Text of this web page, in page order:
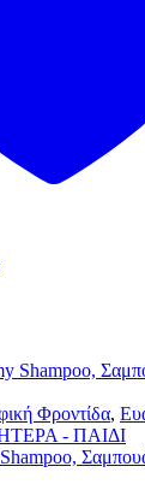
Φροντίδα,
- ΠΑΙΔΙ